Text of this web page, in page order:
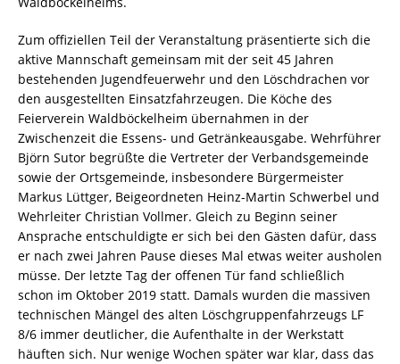
Zum offiziellen Teil der Veranstaltung präsentierte sich die
aktive Mannschaft gemeinsam mit der seit 45 Jahren
bestehenden Jugendfeuerwehr und den Löschdrachen vor
den ausgestellten Einsatzfahrzeugen. Die Köche des
Feierverein Waldböckelheim übernahmen in der
Zwischenzeit die Essens- und Getränkeausgabe. Wehrführer
Björn Sutor begrüßte die Vertreter der Verbandsgemeinde
sowie der Ortsgemeinde, insbesondere Bürgermeister
Markus Lüttger, Beigeordneten Heinz-Martin Schwerbel und
Wehrleiter Christian Vollmer. Gleich zu Beginn seiner
Ansprache entschuldigte er sich bei den Gästen dafür, dass
er nach zwei Jahren Pause dieses Mal etwas weiter ausholen
müsse. Der letzte Tag der offenen Tür fand schließlich
schon im Oktober 2019 statt. Damals wurden die massiven
technischen Mängel des alten Löschgruppenfahrzeugs LF
8/6 immer deutlicher, die Aufenthalte in der Werkstatt
häuften sich. Nur wenige Wochen später war klar, dass das